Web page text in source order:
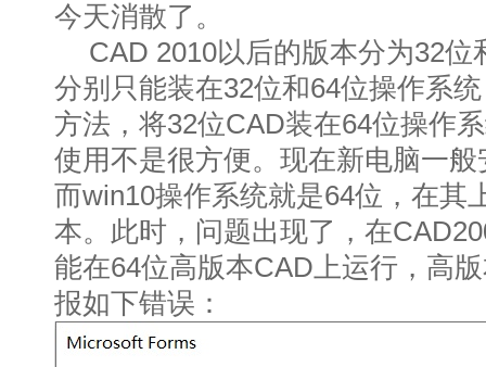
今天消散了。
CAD 2010以后的版本分为32位
分别只能装在32位和64位操作系
方法，将32位CAD装在64位操作
使用不是很方便。现在新电脑一
而win10操作系统就是64位，在其
本。此时，问题出现了，在
能在64位高版本CAD上运行，高
报如下错误：